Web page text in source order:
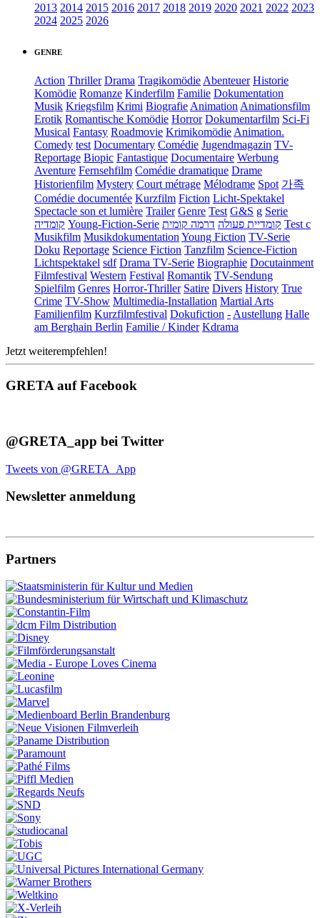
2013 2014 2015 2016 2017 2018 2019 2020 2021 2022 2023
2024 2025 2026
GENRE
Action Thriller Drama Tragikomödie Abenteuer Historie
Komödie Romanze Kinderfilm Familie Dokumentation
Musik Kriegsfilm Krimi Biografie Animation Animationsfilm
Erotik Romantische Komödie Horror Dokumentarfilm Sci-Fi
Musical Fantasy Roadmovie Krimikomödie Animation.
Comedy test Documentary Comédie Jugendmagazin TV-
Reportage Biopic Fantastique Documentaire Werbung
Aventure Fernsehfilm Comédie dramatique Drame
Historienfilm Mystery Court métrage Mélodrame Spot 가족
Comédie documentée Kurzfilm Fiction Licht-Spektakel
Spectacle son et lumière Trailer Genre Test G&S g Serie
קומדיה Young-Fiction-Serie קומדיית פעולה דרמה קומית
Test c
Musikfilm Musikdokumentation Young Fiction TV-Serie
Doku Reportage Science Fiction Tanzfilm Science-Fiction
Lichtspektakel sdf Drama TV-Serie Biographie Docutainment
Filmfestival Western Festival Romantik TV-Sendung
Spielfilm Genres Horror-Thriller Satire Divers History True
Crime TV-Show Multimedia-Installation Martial Arts
Familienfilm Kurzfilmfestival Dokufiction - Austellung Halle
am Berghain Berlin Familie / Kinder Kdrama
Jetzt weiterempfehlen!
GRETA auf Facebook
@GRETA_app bei Twitter
Tweets von @GRETA_App
Newsletter anmeldung
Partners